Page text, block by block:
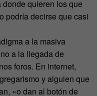
quieren los que
podría decirse que casi
a la masiva
a la llegada de
foros. En internet,
y alguien que
«o dan al botón de